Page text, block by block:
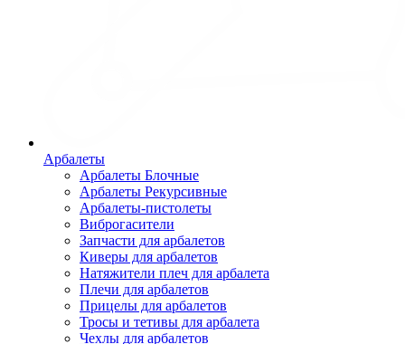
Арбалеты
Арбалеты Блочные
Арбалеты Рекурсивные
Арбалеты-пистолеты
Виброгасители
Запчасти для арбалетов
Киверы для арбалетов
Натяжители плеч для арбалета
Плечи для арбалетов
Прицелы для арбалетов
Тросы и тетивы для арбалета
Чехлы для арбалетов